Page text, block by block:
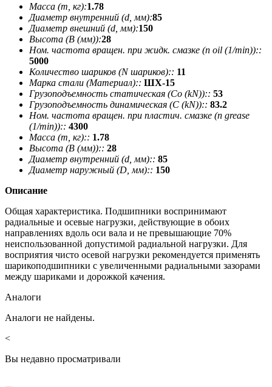
Масса (m, кг):1.78
Диаметр внутренний (d, мм):85
Диаметр внешний (d, мм):150
Высота (В (мм)):28
Ном. частота вращен. при жидк. смазке (n oil (1/min))::
5000
Количество шариков (N шариков):: 11
Марка стали (Материал):: ШХ-15
Грузоподъемность статическая (Co (kN)):: 53
Грузоподъемность динамическая (C (kN)):: 83.2
Ном. частота вращен. при пластич. смазке (n grease
(1/min)):: 4300
Масса (m, кг):: 1.78
Высота (В (мм)):: 28
Диаметр внутренний (d, мм):: 85
Диаметр наружный (D, мм):: 150
Описание
Общая характеристика. Подшипники воспринимают
радиальные и осевые нагрузки, действующие в обоих
направлениях вдоль оси вала и не превышающие 70%
неиспользованной допустимой радиальной нагрузки. Для
восприятия чисто осевой нагрузки рекомендуется применять
шарикоподшипники с увеличенными радиальными зазорами
между шариками и дорожкой качения.
Аналоги
Аналоги не найдены.
<
Вы недавно просматривали